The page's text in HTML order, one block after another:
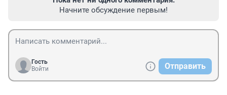
Начните обсуждение первым!
Гость
Войти
Отправить